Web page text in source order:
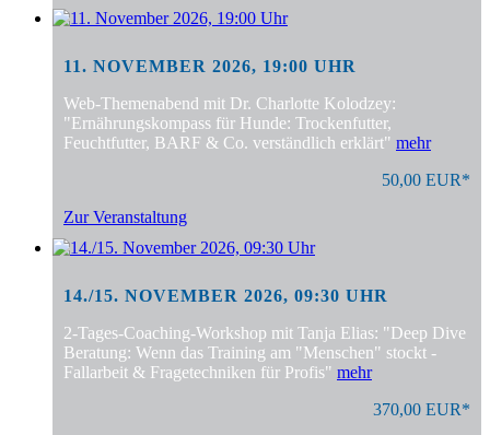
11. NOVEMBER 2026, 19:00 UHR
Web-Themenabend mit Dr. Charlotte Kolodzey:
"Ernährungskompass für Hunde: Trockenfutter,
Feuchtfutter, BARF & Co. verständlich erklärt" mehr
50,00 EUR*
Zur Veranstaltung
14./15. NOVEMBER 2026, 09:30 UHR
2-Tages-Coaching-Workshop mit Tanja Elias: "Deep Dive
Beratung: Wenn das Training am "Menschen" stockt -
Fallarbeit & Fragetechniken für Profis" mehr
370,00 EUR*